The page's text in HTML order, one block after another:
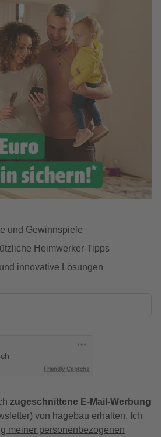
und Gewinnspiele
Heimwerker-Tipps
innovative Lösungen
Friendly Captcha
zugeschnittene E-Mail-Werbung
von hagebau erhalten. Ich
meiner personenbezogenen